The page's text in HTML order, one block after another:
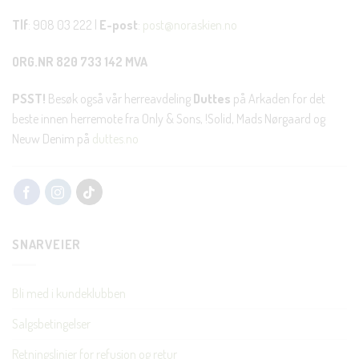
Tlf: 908 03 222 | E-post: post@noraskien.no
ORG.NR 820 733 142 MVA
PSST! Besøk også vår herreavdeling Duttes på Arkaden for det
beste innen herremote fra Only & Sons, !Solid, Mads Nørgaard og
Neuw Denim på duttes.no
SNARVEIER
Bli med i kundeklubben
Salgsbetingelser
Retningslinjer for refusjon og retur